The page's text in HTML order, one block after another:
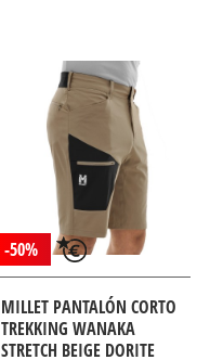
-50%
MILLET PANTALÓN CORTO
TREKKING WANAKA
STRETCH BEIGE DORITE